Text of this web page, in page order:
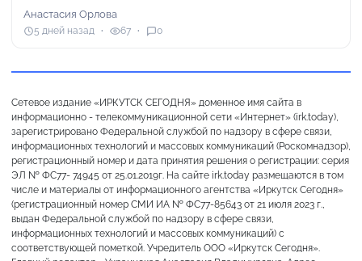
Анастасия Орлова
5 дней назад 67 0
Сетевое издание «ИРКУТСК СЕГОДНЯ» доменное имя сайта в
информационно - телекоммуникационной сети «Интернет» (irk.today),
зарегистрировано Федеральной службой по надзору в сфере связи,
информационных технологий и массовых коммуникаций (Роскомнадзор),
регистрационный номер и дата принятия решения о регистрации: серия
ЭЛ № ФС77- 74945 от 25.01.2019г. На сайте irk.today размещаются в том
числе и материалы от информационного агентства «Иркутск Сегодня»
(регистрационный номер СМИ ИА № ФС77-85643 от 21 июля 2023 г.,
выдан Федеральной службой по надзору в сфере связи,
информационных технологий и массовых коммуникаций) с
соответствующей пометкой. Учредитель ООО «Иркутск Сегодня».